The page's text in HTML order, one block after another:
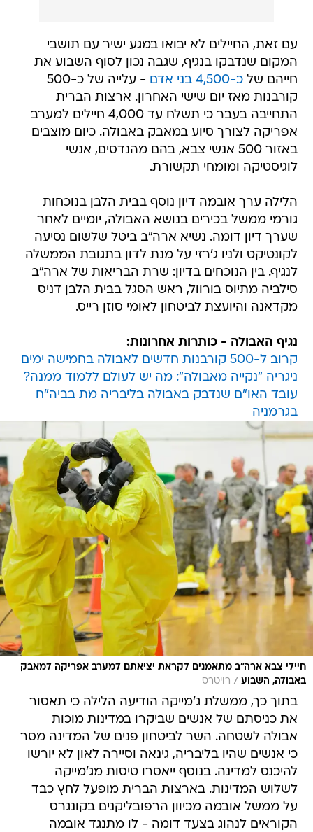
עם זאת, החיילים לא יבואו במגע ישיר עם תושבי
המקום שנדבקו בנגיף, שגבה נכון לסוף השבוע את
חייהם שלכ-4,500 בני אדם
- עלייה של כ-500
קורבנות מאז יום שישי האחרון. ארצות הברית
התחייבה בעבר כי תשלח עד 4,000 חיילים למערב
אפריקה לצורך סיוע במאבק באבולה. כיום מוצבים
באזור 500 אנשי צבא, בהם מהנדסים, אנשי
לוגיסטיקה ומומחי תקשורת.
הלילה ערך אובמה דיון נוסף בבית הלבן בנוכחות
גורמי ממשל בכירים בנושא האבולה, יומיים לאחר
שערך דיון דומה. נשיא ארה"ב ביטל שלשום נסיעה
לקונטיקט ולניו ג'רזי על מנת לדון בתגובת הממשלה
לנגיף. בין הנוכחים בדיון: שרת הבריאות של ארה"ב
סילביה מתיוס בורוול, ראש הסגל בבית הלבן דניס
מקדאנה והיועצת לביטחון לאומי סוזן רייס.
נגיף האבולה - כותרות אחרונות:
קרוב ל-500 קורבנות חדשים לאבולה בחמישה ימים
ניגריה "נקייה מאבולה": מה יש לעולם ללמוד ממנה?
עובד האו"ם שנדבק באבולה בליבריה מת בביה"ח
בגרמניה
חיילי צבא ארה"ב מתאמנים לקראת יציאתם למערב אפריקה למאבק
באבולה, השבוע / רויטרס
בתוך כך, ממשלת ג'מייקה הודיעה הלילה כי תאסור
את כניסתם של אנשים שביקרו במדינות מוכות
אבולה לשטחה. השר לביטחון פנים של המדינה מסר
כי אנשים שהיו בליבריה, גינאה וסיירה לאון לא יורשו
להיכנס למדינה. בנוסף ייאסרו טיסות מג'מייקה
לשלוש המדינות. בארצות הברית מופעל לחץ כבד
על ממשל אובמה מכיוון הרפובליקנים בקונגרס
הקוראים לנהוג בצעד דומה - לו מתנגד אובמה